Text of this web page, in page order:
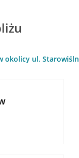
okolicy ul.